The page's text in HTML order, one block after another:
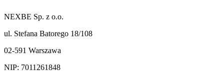
NEXBE Sp. z o.o.
ul. Stefana Batorego 18/108
02-591 Warszawa
NIP: 7011261848